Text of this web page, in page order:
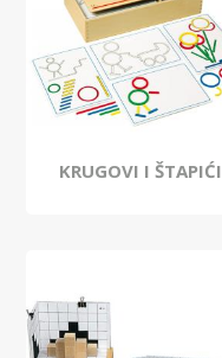
KRUGOVI I ŠTAPIĆI